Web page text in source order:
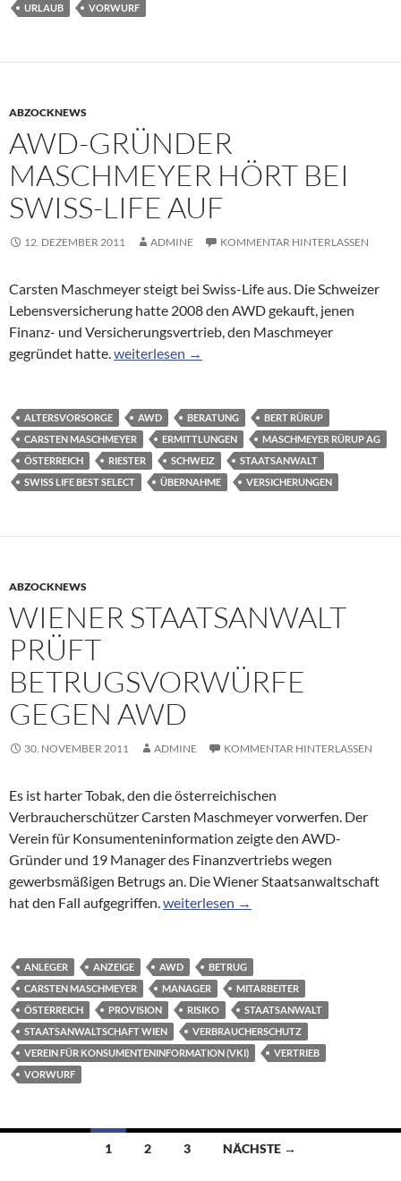
URLAUB
VORWURF
ABZOCKNEWS
AWD-GRÜNDER
MASCHMEYER HÖRT BEI
SWISS-LIFE AUF
12. DEZEMBER 2011 ADMINE KOMMENTAR HINTERLASSEN
Carsten Maschmeyer steigt bei Swiss-Life aus. Die Schweizer
Lebensversicherung hatte 2008 den AWD gekauft, jenen
Finanz- und Versicherungsvertrieb, den Maschmeyer
gegründet hatte.AWD-Gründer Maschmeyer hört bei Swiss-
weiterlesen →
ALTERSVORSORGE AWD BERATUNG
BERT RÜRUP
CARSTEN MASCHMEYER
ERMITTLUNGEN
MASCHMEYER RÜRUP AG
ÖSTERREICH
RIESTER SCHWEIZ
STAATSANWALT
SWISS LIFE BEST SELECT
ÜBERNAHME VERSICHERUNGEN
ABZOCKNEWS
WIENER STAATSANWALT
PRÜFT
BETRUGSVORWÜRFE
GEGEN AWD
30. NOVEMBER 2011 ADMINE KOMMENTAR HINTERLASSEN
Es ist harter Tobak, den die österreichischen
Verbraucherschützer Carsten Maschmeyer vorwerfen. Der
Verein für Konsumenteninformation zeigte den AWD-
Gründer und 19 Manager des Finanzvertriebs wegen
gewerbsmäßigen Betrugs an. Die Wiener Staatsanwaltschaft
hat den Fall aufgegriffen.Wiener Staatsanwalt prüft
weiterlesen →
ANLEGER ANZEIGE AWD
BETRUG
CARSTEN MASCHMEYER
MANAGER
MITARBEITER
ÖSTERREICH
PROVISION RISIKO
STAATSANWALT
STAATSANWALTSCHAFT WIEN
VERBRAUCHERSCHUTZ
VEREIN FÜR KONSUMENTENINFORMATION (VKI)
VERTRIEB
VORWURF
Beitragsnavigation
1 2 3 NÄCHSTE →